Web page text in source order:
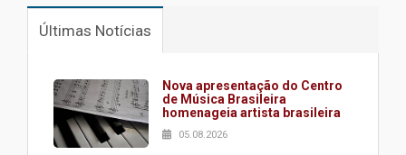
Últimas Notícias
Nova apresentação do Centro
de Música Brasileira
homenageia artista brasileira
05.08.2026